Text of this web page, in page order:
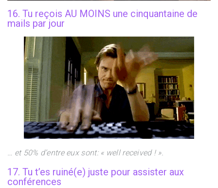
16. Tu reçois AU MOINS une cinquantaine de
mails par jour
… et 50% d’entre eux sont: « well received ! ».
17. Tu t’es ruiné(e) juste pour assister aux
conférences